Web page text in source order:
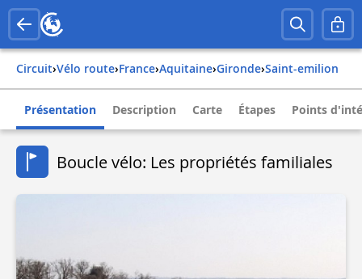
Circuit› Vélo route› france› aquitaine› gironde› saint-emilion
Présentation Description Carte Étapes Points
Boucle vélo: Les propriétés familiales